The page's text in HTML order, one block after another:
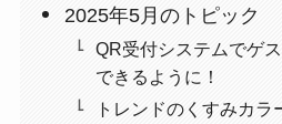
2025年5月のトピック
QR受付システムでゲ
できるように！
トレンドのくすみカ